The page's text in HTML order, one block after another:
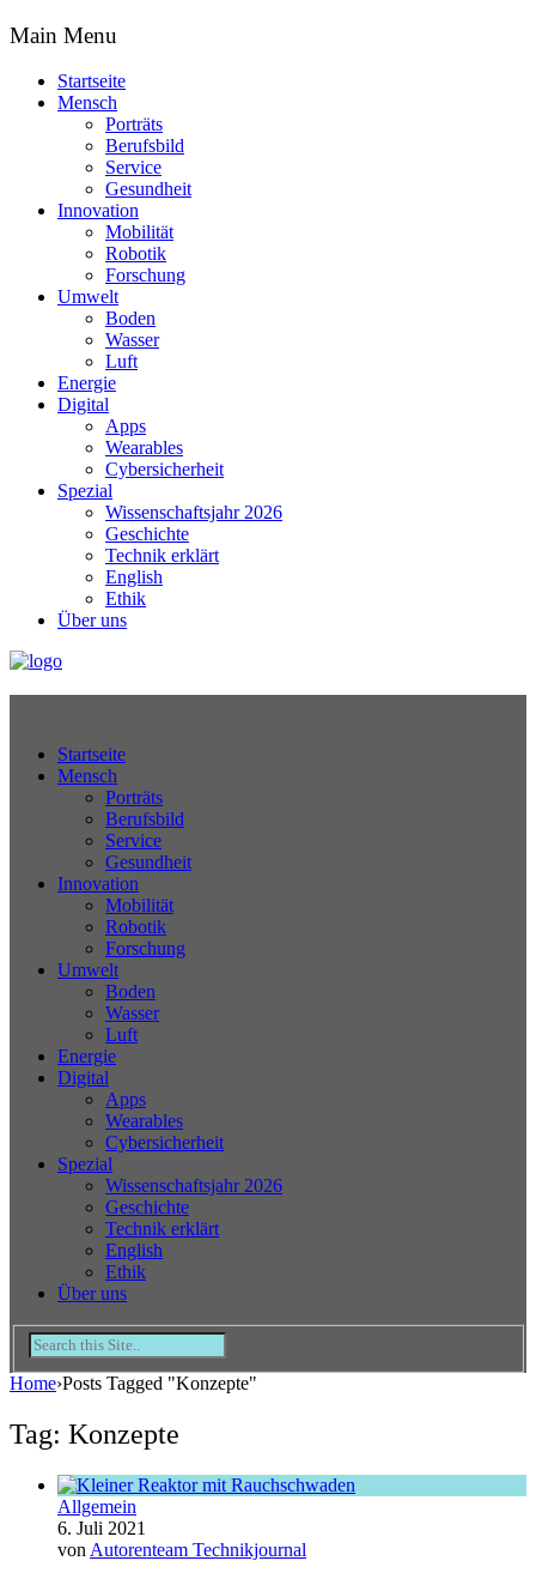
Main Menu
Startseite
Mensch
Porträts
Berufsbild
Service
Gesundheit
Innovation
Mobilität
Robotik
Forschung
Umwelt
Boden
Wasser
Luft
Energie
Digital
Apps
Wearables
Cybersicherheit
Spezial
Wissenschaftsjahr 2026
Geschichte
Technik erklärt
English
Ethik
Über uns
Startseite
Mensch
Porträts
Berufsbild
Service
Gesundheit
Innovation
Mobilität
Robotik
Forschung
Umwelt
Boden
Wasser
Luft
Energie
Digital
Apps
Wearables
Cybersicherheit
Spezial
Wissenschaftsjahr 2026
Geschichte
Technik erklärt
English
Ethik
Über uns
Home›Posts Tagged "Konzepte"
Tag: Konzepte
Allgemein
6. Juli 2021
von Autorenteam Technikjournal